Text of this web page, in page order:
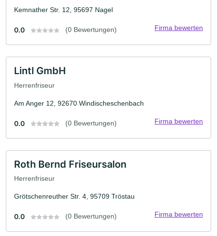
Kemnather Str. 12, 95697 Nagel
0.0 (0 Bewertungen) Firma bewerten
Lintl GmbH
Herrenfriseur
Am Anger 12, 92670 Windischeschenbach
0.0 (0 Bewertungen) Firma bewerten
Roth Bernd Friseursalon
Herrenfriseur
Grötschenreuther Str. 4, 95709 Tröstau
0.0 (0 Bewertungen) Firma bewerten